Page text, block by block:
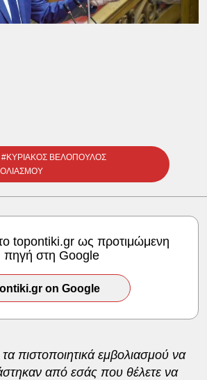
#ΚΥΡΙΑΚΟΣ ΒΕΛΟΠΟΥΛΟΣ
topontiki.gr ως προτιμώμενη
πηγή στη Google
on Google
πιστοποιητικά εμβολιασμού να
από εσάς που θέλετε να